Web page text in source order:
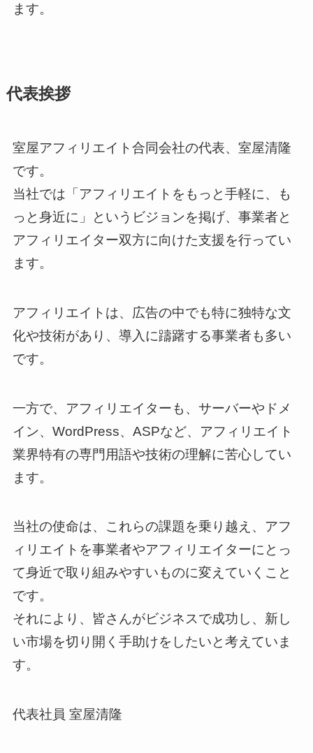
ます。
代表挨拶
室屋アフィリエイト合同会社の代表、室屋清隆
です。
当社では「アフィリエイトをもっと手軽に、も
っと身近に」というビジョンを掲げ、事業者と
アフィリエイター双方に向けた支援を行ってい
ます。
アフィリエイトは、広告の中でも特に独特な文
化や技術があり、導入に躊躇する事業者も多い
です。
一方で、アフィリエイターも、サーバーやドメ
イン、WordPress、ASPなど、アフィリエイト
業界特有の専門用語や技術の理解に苦心してい
ます。
当社の使命は、これらの課題を乗り越え、アフ
ィリエイトを事業者やアフィリエイターにとっ
て身近で取り組みやすいものに変えていくこと
です。
それにより、皆さんがビジネスで成功し、新し
い市場を切り開く手助けをしたいと考えていま
す。
代表社員 室屋清隆